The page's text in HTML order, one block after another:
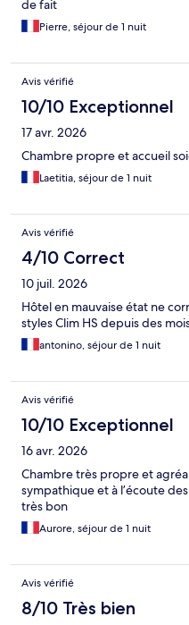
de fait
Pierre, séjour de 1 nuit
Avis vérifié
10/10 Exceptionnel
17 avr. 2026
Chambre propre et accueil
Laetitia, séjour de 1 nuit
Avis vérifié
4/10 Correct
10 juil. 2026
Hôtel en mauvaise état ne
styles Clim HS depuis des
antonino, séjour de 1 nuit
Avis vérifié
10/10 Exceptionnel
16 avr. 2026
Chambre très propre et
sympathique et à l’écoute
très bon
Aurore, séjour de 1 nuit
Avis vérifié
8/10 Très bien